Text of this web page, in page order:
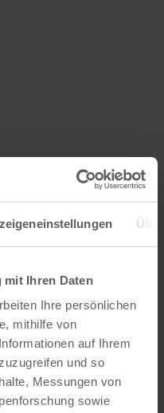
Ihren Daten
Ihre persönlichen
mithilfe von
auf Ihrem
und so
Messungen von
sowie